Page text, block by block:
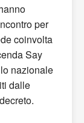
per
coinvolta
Say
nazionale
dalle